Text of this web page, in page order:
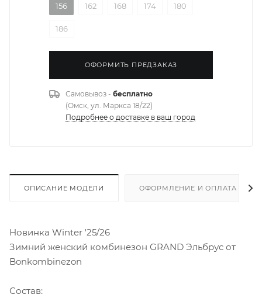
156
162 168 174 180
186
ОФОРМИТЬ ПРЕДЗАКАЗ
Самовывоз - бесплатно
(Омск, ул. Маркса 18/22)
Подробнее о доставке в ваш город
ОПИСАНИЕ МОДЕЛИ ОФОРМЛЕНИЕ И ОПЛАТА
Новинка Winter '25/26
Зимний женский комбинезон GRAND Эльбрус от
Bonkombinezon
Состав: